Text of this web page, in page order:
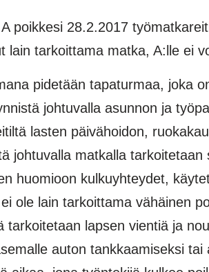
poikkesi 28.2.2017
lain tarkoittama matka, A:lle ei
pidetään tapaturmaa, joka
johtuvalla asunnon ja
lasten päivähoidon,
johtuvalla matkalla
huomioon kulkuyhteydet,
ole lain tarkoittama vähäinen
tarkoitetaan lapsen vientiä ja
auton tankkaamiseksi